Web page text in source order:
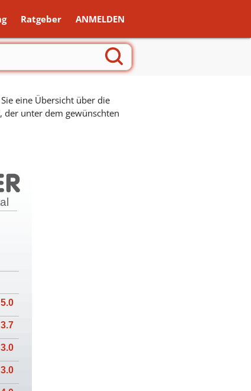
Ratgeber ANMELDEN
eine Übersicht über die
der unter dem gewünschten